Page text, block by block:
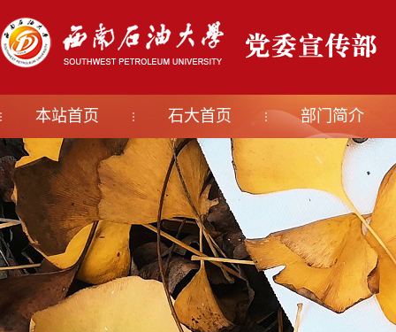
本站首页 石大首页 部门简介